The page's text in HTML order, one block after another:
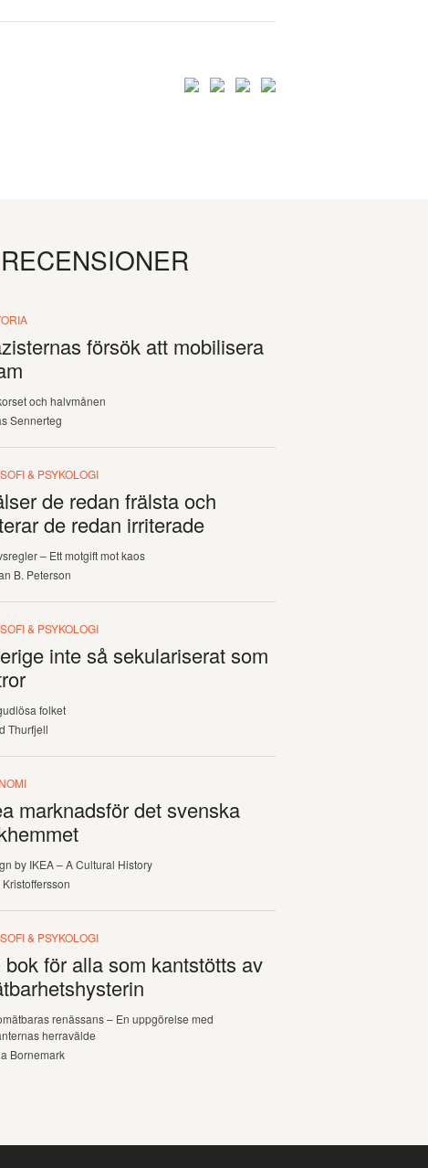
försök att mobilisera
och halvmånen
Sennerteg
& PSYKOLOGI
de redan frälsta och
de redan irriterade
– Ett motgift mot kaos
B. Peterson
& PSYKOLOGI
inte så sekulariserat som
folket
Thurfjell
marknadsför det svenska
by IKEA – A Cultural History
& PSYKOLOGI
bok för alla som kantstötts av
renässans – En uppgörelse med
herravälde
Bornemark